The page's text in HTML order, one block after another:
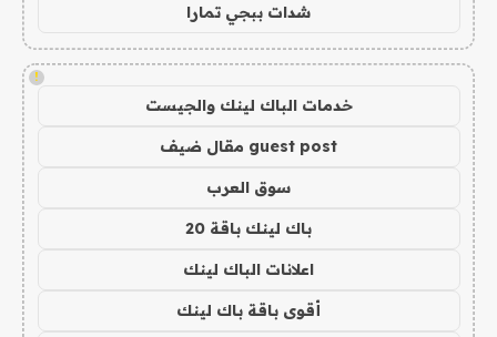
شدات ببجي تمارا
!
خدمات الباك لينك والجيست
guest post مقال ضيف
سوق العرب
باك لينك باقة 20
اعلانات الباك لينك
أقوى باقة باك لينك